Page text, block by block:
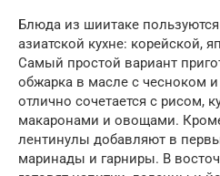
Блюда из шиитаке
азиатской кухне: корейской,
Самый простой вариант
обжарка в масле с чесноком
отлично сочетается с рисом,
макаронами и овощами.
лентинулы добавляют в
маринады и гарниры. В